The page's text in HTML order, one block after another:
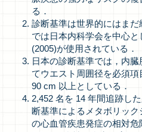
る．
診断基準は世界的にはま
では日本内科学会を中心
(2005)が使用されている．
日本の診断基準では，内
てウエスト周囲径を必須
90 cm 以上としている．
2,452 名を 14 年間追跡し
断基準によるメタボリッ
の心血管疾患発症の相対